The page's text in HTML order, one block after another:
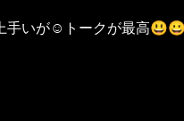
手いが☺️トークが最高